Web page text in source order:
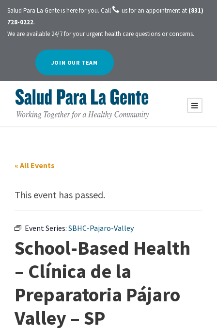
Salud Para La Gente is here for you. Call us for an appointment at (831)
728-0222.
We are available 24/7 for your urgent health care questions or concerns.
JOIN OUR TEAM
« All Events
This event has passed.
Event Series: SBHC-Pajaro-Valley
School-Based Health
– Clínica de la
Preparatoria Pájaro
Valley – SP